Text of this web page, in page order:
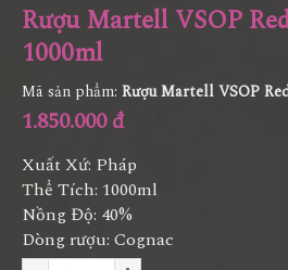
Rượu Martell VSOP
1000ml
Mã sản phẩm: Rượu Martell VSOP
1.850.000 đ
Xuất Xứ: Pháp
Thể Tích: 1000ml
Nồng Độ: 40%
Dòng rượu: Cognac